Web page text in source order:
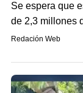
Se espera que
de 2,3 millones
Redación Web